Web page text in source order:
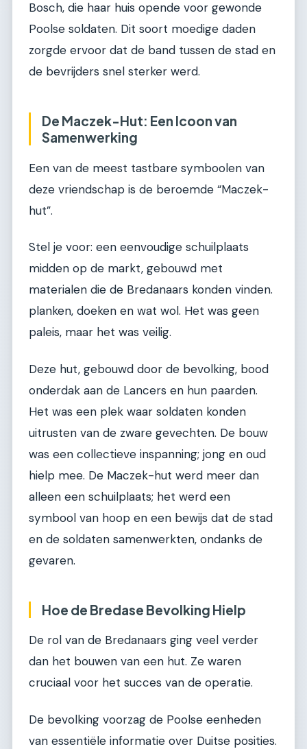
Bosch, die haar huis opende voor gewonde
Poolse soldaten. Dit soort moedige daden
zorgde ervoor dat de band tussen de stad en
de bevrijders snel sterker werd.
De Maczek-Hut: Een Icoon van
Samenwerking
Een van de meest tastbare symboolen van
deze vriendschap is de beroemde “Maczek-
hut”.
Stel je voor: een eenvoudige schuilplaats
midden op de markt, gebouwd met
materialen die de Bredanaars konden vinden.
planken, doeken en wat wol. Het was geen
paleis, maar het was veilig.
Deze hut, gebouwd door de bevolking, bood
onderdak aan de Lancers en hun paarden.
Het was een plek waar soldaten konden
uitrusten van de zware gevechten. De bouw
was een collectieve inspanning; jong en oud
hielp mee. De Maczek-hut werd meer dan
alleen een schuilplaats; het werd een
symbool van hoop en een bewijs dat de stad
en de soldaten samenwerkten, ondanks de
gevaren.
Hoe de Bredase Bevolking Hielp
De rol van de Bredanaars ging veel verder
dan het bouwen van een hut. Ze waren
cruciaal voor het succes van de operatie.
De bevolking voorzag de Poolse eenheden
van essentiële informatie over Duitse posities.